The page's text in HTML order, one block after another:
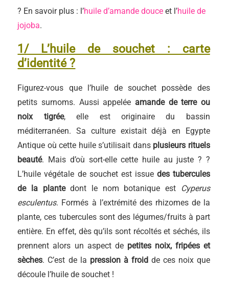
? En savoir plus : l’huile d’amande douce et l’huile de
jojoba.
1/ L’huile de souchet : carte
d’identité ?
Figurez-vous que l’huile de souchet possède des
petits surnoms. Aussi appelée amande de terre ou
noix tigrée, elle est originaire du bassin
méditerranéen. Sa culture existait déjà en Egypte
Antique où cette huile s’utilisait dans plusieurs rituels
beauté. Mais d’où sort-elle cette huile au juste ? ?
L’huile végétale de souchet est issue des tubercules
de la plantedont le nom botanique est
Cyperus
esculentus. Formés à l’extrémité des rhizomes de la
plante, ces tubercules sont des légumes/fruits à part
entière. En effet, dès qu’ils sont récoltés et séchés, ils
prennent alors un aspect de petites noix, fripées et
sèches. C’est de la pression à froidde ces noix que
découle l’huile de souchet !